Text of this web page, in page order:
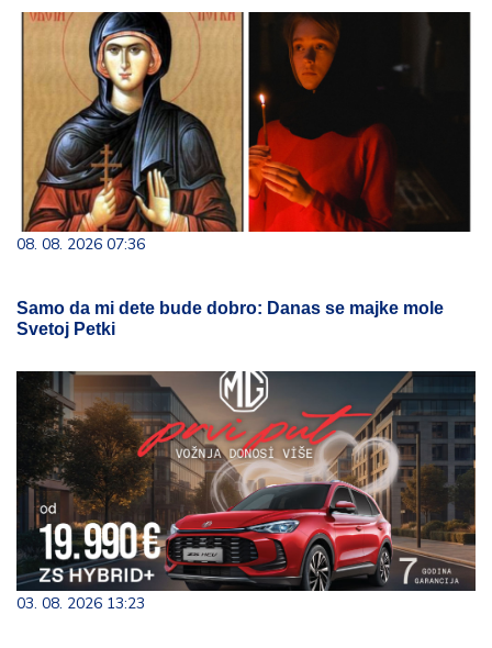
08. 08. 2026 07:36
Samo da mi dete bude dobro: Danas se majke mole
Svetoj Petki
03. 08. 2026 13:23